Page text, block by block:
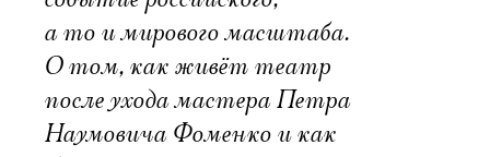
а то и мирового масштаба.
О том, как живёт театр
после ухода мастера Петра
Наумовича Фоменко и как